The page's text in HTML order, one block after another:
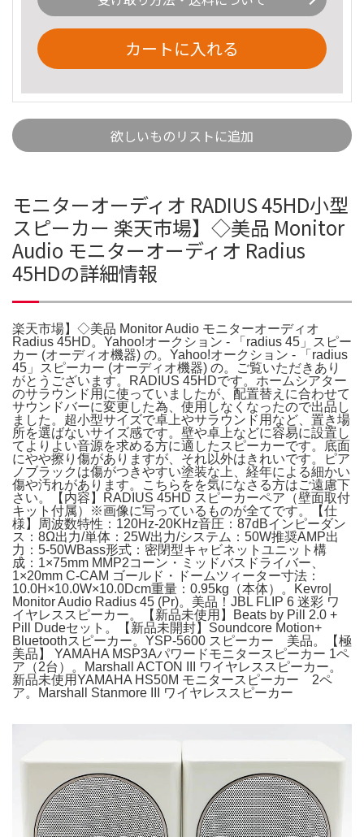
カートに入れる
欲しいものリストに追加
モニターオーディオ RADIUS 45HD小型
スピーカー 楽天市場】◇美品 Monitor
Audio モニターオーディオ Radius
45HDの詳細情報
楽天市場】◇美品 Monitor Audio モニターオーディオ
Radius 45HD。Yahoo!オークション - 「radius 45」スピー
カー (オーディオ機器) の。Yahoo!オークション - 「radius
45」スピーカー (オーディオ機器) の。ご覧いただきあり
がとうございます。RADIUS 45HDです。ホームシアター
のサラウンド用に使っていましたが、配置替えに合わせて
サウンドバーに変更した為、使用しなくなったので出品し
ました。超小型サイズで卓上やサラウンド用など、置き場
所を選ばないサイズ感です。壁や卓上などに容易に設置し
てよりよい音源を求める方に適したスピーカーです。底面
にやや擦り傷がありますが、それ以外はきれいです。ピア
ノブラックは傷がつきやすい塗装な上、経年による細かい
傷や汚れがあります。こちらをを気になさる方はご遠慮下
さい。【内容】RADIUS 45HD スピーカーペア（壁面取付
キット付属）※画像に写っているものが全てです。【仕
様】周波数特性：120Hz-20KHz音圧：87dBインピーダン
ス：8Ω出力/単体：25W出力/システム：50W推奨AMP出
力：5-50WBass形式：密閉型キャビネットユニット構
成：1×75mm MMP2コーン・ミッドバスドライバー、
1×20mm C-CAM ゴールド・ドームツィーター寸法：
10.0H×10.0W×10.0Dcm重量：0.95kg（本体）。Kevro|
Monitor Audio Radius 45 (Pr)。美品！JBL FLIP 6 迷彩 ワ
イヤレススピーカー。【新品未使用】Beats by Pill 2.0 +
Pill Dudeセット。【新品未開封】Soundcore Motion+
Bluetoothスピーカー。YSP-5600 スピーカー 美品。【極
美品】 YAMAHA MSP3Aパワードモニタースピーカー 1ペ
ア（2台）。Marshall ACTON III ワイヤレススピーカー。
新品未使用YAMAHA HS50M モニタースピーカー 2ペ
ア。Marshall Stanmore III ワイヤレススピーカー